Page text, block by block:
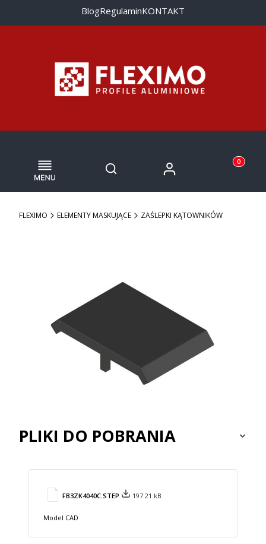
BlogRegulaminKONTAKT
Menu Otwórz wyszukiwarkę
Szukaj Zaloguj się Produkty
Koszyk
FLEXIMO ELEMENTY MASKUJĄCE ZAŚLEPKI KĄTOWNIKÓW
PLIKI DO POBRANIA
FB3ZK4040C.STEP 197.21 kB
Model CAD